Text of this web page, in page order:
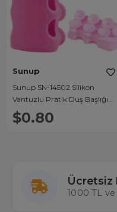
Sunup
Sunup SN-14502 Silikon
Vantuzlu Pratik Duş Başlığı
Tutucu
$0.80
Ücretsiz
1000 TL